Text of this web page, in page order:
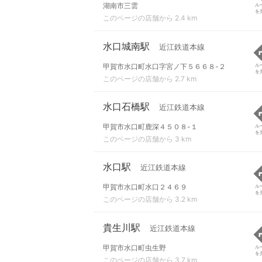
湖南市三雲
このページの店舗から 2.4 km
ル
を
水口城南駅 近江鉄道本線
甲賀市水口町水口字宮ノ下５６６８-２
このページの店舗から 2.7 km
ル
を
水口石橋駅 近江鉄道本線
甲賀市水口町鹿深４５０８-１
このページの店舗から 3 km
ル
を
水口駅 近江鉄道本線
甲賀市水口町水口２４６９
このページの店舗から 3.2 km
ル
を
貴生川駅 近江鉄道本線
甲賀市水口町虫生野
このページの店舗から 3.7 km
ル
を